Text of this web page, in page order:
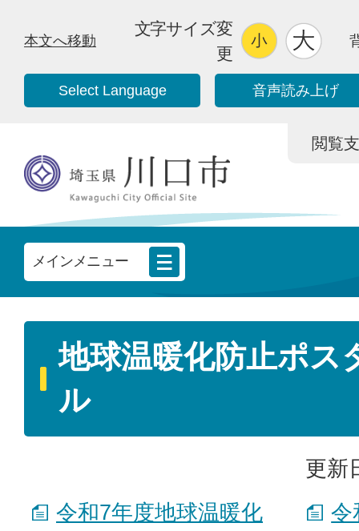
本文へ移動
文字サイズ変
更
Select Language 音声読み上げ
閲覧
メインメニュー
地球温暖化防止ポス
ル
更新
令和7年度地球温暖化
令